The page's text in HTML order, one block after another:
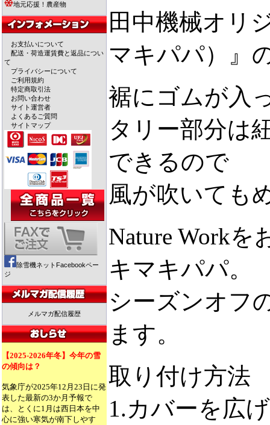
地元応援！農産物
お支払いについて
配送・荷造運賃費と返品につい
て
プライバシーについて
ご利用規約
特定商取引法
お問い合わせ
サイト運営者
よくあるご質問
サイトマップ
除雪機ネットFacebookペー
ジ
メルマガ配信履歴
【2025-2026年冬】今年の雪
の傾向は？
気象庁が2025年12月23日に発
表した最新の3か月予報で
は、とくに1月は西日本を中
心に強い寒気が南下しやす
田中機械オリ
マキパパ）』
裾にゴムが入
タリー部分は
できるので
風が吹いても
Nature Work
キマキパパ。
シーズンオフ
ます。
取り付け方法
1.カバーを広